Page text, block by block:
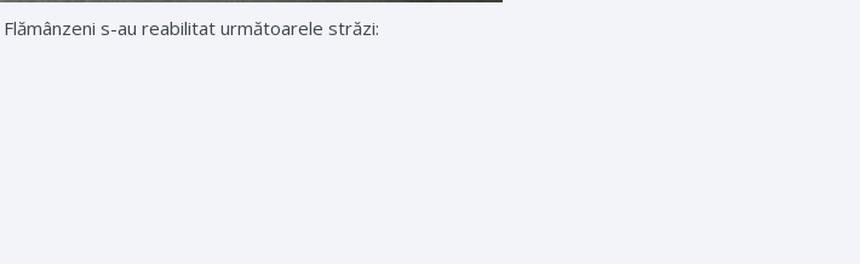
s-au reabilitat următoarele străzi: